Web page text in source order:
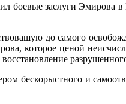
боевые заслуги Эмирова
до самого
которое ценой
бескорыстного и